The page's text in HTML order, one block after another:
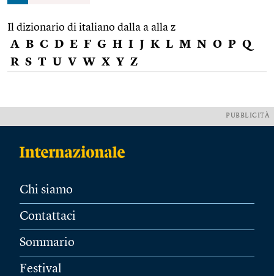
Il dizionario di italiano dalla a alla z
A B C D E F G H I J K L M N O P Q
R S T U V W X Y Z
PUBBLICITÀ
Chi siamo
Contattaci
Sommario
Festival